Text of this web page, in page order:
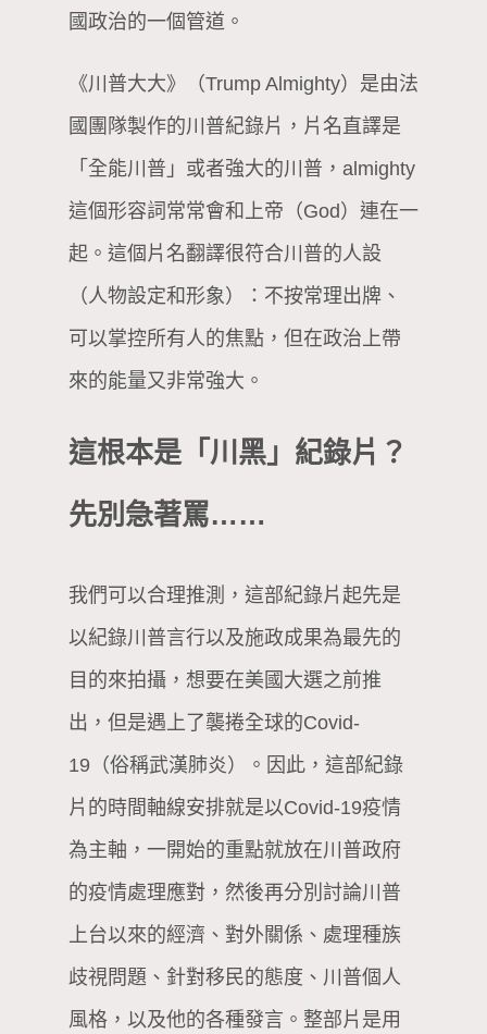
國政治的一個管道。
《川普大大》（Trump Almighty）是由法
國團隊製作的川普紀錄片，片名直譯是
「全能川普」或者強大的川普，almighty
這個形容詞常常會和上帝（God）連在一
起。這個片名翻譯很符合川普的人設
（人物設定和形象）：不按常理出牌、
可以掌控所有人的焦點，但在政治上帶
來的能量又非常強大。
這根本是「川黑」紀錄片？
先別急著罵……
我們可以合理推測，這部紀錄片起先是
以紀錄川普言行以及施政成果為最先的
目的來拍攝，想要在美國大選之前推
出，但是遇上了襲捲全球的Covid-
19（俗稱武漢肺炎）。因此，這部紀錄
片的時間軸線安排就是以Covid-19疫情
為主軸，一開始的重點就放在川普政府
的疫情處理應對，然後再分別討論川普
上台以來的經濟、對外關係、處理種族
歧視問題、針對移民的態度、川普個人
風格，以及他的各種發言。整部片是用